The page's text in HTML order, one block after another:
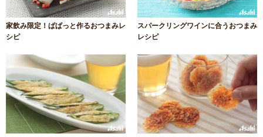
家飲み限定！ぱぱっと作るおつまみレ
シピ
スパークリングワインに合うおつまみ
レシピ